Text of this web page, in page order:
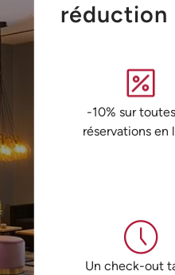
réduction
-10% sur
réservations en
Un check-out